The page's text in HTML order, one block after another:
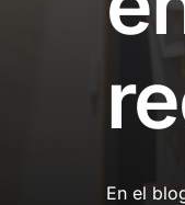
En el